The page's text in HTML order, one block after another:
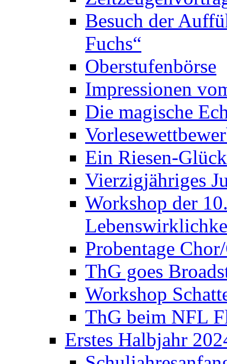
Besuch der
Fuchs“
Oberstufenbörse
Impressionen
Die magische
Ein Riesen-
Vierzigjähriges
Workshop der
Probentage
ThG goes
Workshop
ThG beim NFL
Erstes Halbjahr